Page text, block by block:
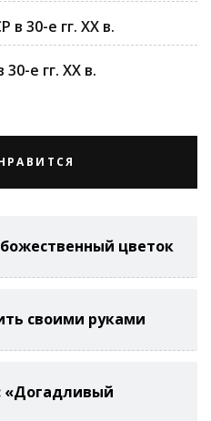
в 30-е гг. ХХ в.
е гг. ХХ в.
цветок
своими руками
«Догадливый